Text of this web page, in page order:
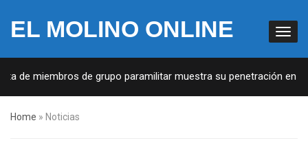
EL MOLINO ONLINE
miembros de grupo paramilitar muestra su penetración en la
Home » Noticias